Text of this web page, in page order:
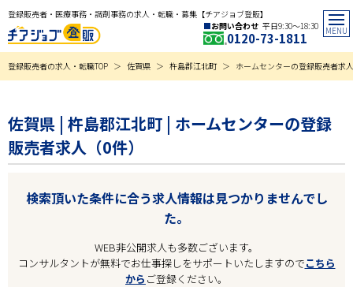
登録販売者・医療事務・調剤事務の求人・転職・募集【チアジョブ登販】
お問い合わせ 平日9:30〜18:30
0120-73-1811
登録販売者の求人・転職TOP 佐賀県 杵島郡江北町 ホームセンターの登録販売者求人
佐賀県 | 杵島郡江北町 | ホームセンターの登録
販売者求人（0件）
検索頂いた条件に合う求人情報は見つかりませんでし
た。
WEB非公開求人も多数ございます。
コンサルタントが無料でお仕事探しをサポートいたしますのでこちら
から ご登録ください。